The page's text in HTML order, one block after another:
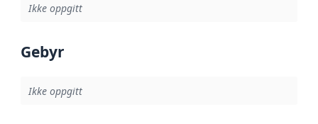
Ikke oppgitt
Gebyr
Ikke oppgitt